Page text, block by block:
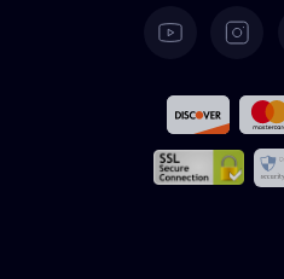
צרפתית